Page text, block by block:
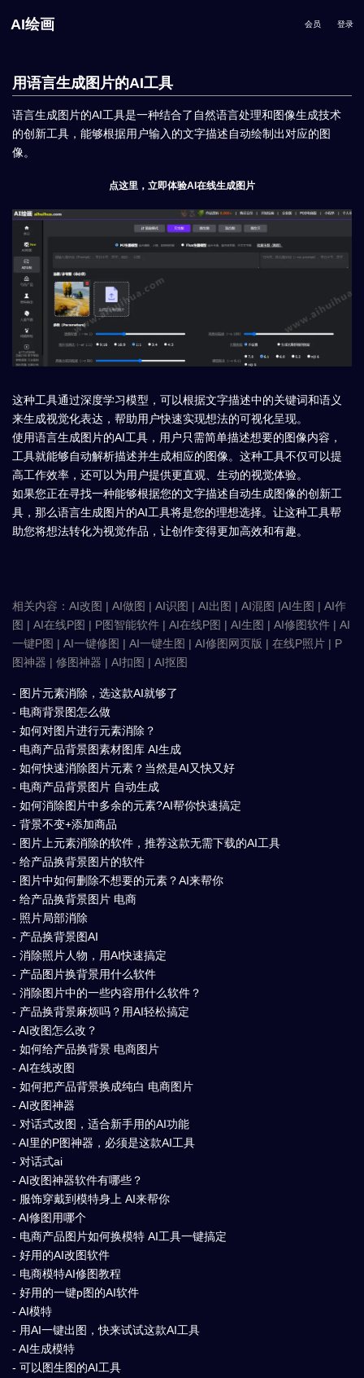
AI绘画 会员 登录
用语言生成图片的AI工具
语言生成图片的AI工具是一种结合了自然语言处理和图像生成技术
的创新工具，能够根据用户输入的文字描述自动绘制出对应的图
像。
点这里，立即体验AI在线生成图片
这种工具通过深度学习模型，可以根据文字描述中的关键词和语义
来生成视觉化表达，帮助用户快速实现想法的可视化呈现。
使用语言生成图片的AI工具，用户只需简单描述想要的图像内容，
工具就能够自动解析描述并生成相应的图像。这种工具不仅可以提
高工作效率，还可以为用户提供更直观、生动的视觉体验。
如果您正在寻找一种能够根据您的文字描述自动生成图像的创新工
具，那么语言生成图片的AI工具将是您的理想选择。让这种工具帮
助您将想法转化为视觉作品，让创作变得更加高效和有趣。
相关内容：AI改图 | AI做图 | AI识图 | AI出图 | AI混图 |AI生图 | AI作
图 | AI在线P图 | P图智能软件 | AI在线P图 | AI生图 | AI修图软件 | AI
一键P图 | AI一键修图 | AI一键生图 | AI修图网页版 | 在线P照片 | P
图神器 | 修图神器 | AI扣图 | AI抠图
- 图片元素消除，选这款AI就够了
- 电商背景图怎么做
- 如何对图片进行元素消除？
- 电商产品背景图素材图库 AI生成
- 如何快速消除图片元素？当然是AI又快又好
- 电商产品背景图片 自动生成
- 如何消除图片中多余的元素?AI帮你快速搞定
- 背景不变+添加商品
- 图片上元素消除的软件，推荐这款无需下载的AI工具
- 给产品换背景图片的软件
- 图片中如何删除不想要的元素？AI来帮你
- 给产品换背景图片 电商
- 照片局部消除
- 产品换背景图AI
- 消除照片人物，用AI快速搞定
- 产品图片换背景用什么软件
- 消除图片中的一些内容用什么软件？
- 产品换背景麻烦吗？用AI轻松搞定
- AI改图怎么改？
- 如何给产品换背景 电商图片
- AI在线改图
- 如何把产品背景换成纯白 电商图片
- AI改图神器
- 对话式改图，适合新手用的AI功能
- AI里的P图神器，必须是这款AI工具
- 对话式ai
- AI改图神器软件有哪些？
- 服饰穿戴到模特身上 AI来帮你
- AI修图用哪个
- 电商产品图片如何换模特 AI工具一键搞定
- 好用的AI改图软件
- 电商模特AI修图教程
- 好用的一键p图的AI软件
- AI模特
- 用AI一键出图，快来试试这款AI工具
- AI生成模特
- 可以图生图的AI工具